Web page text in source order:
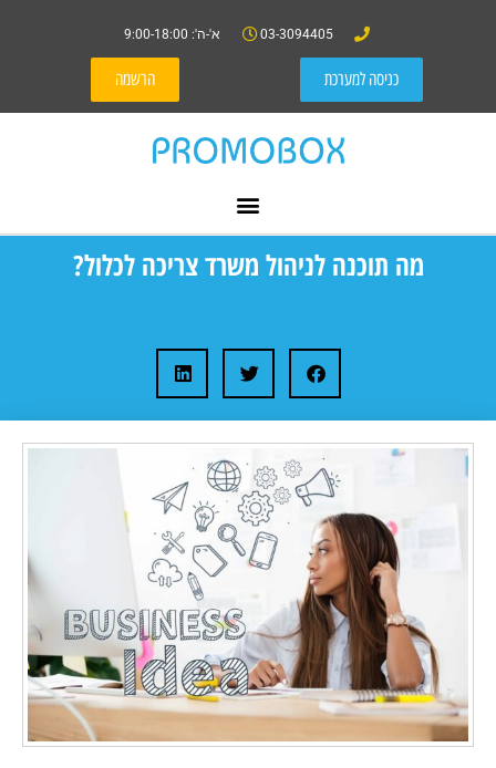
03-3094405 א'-ה': 9:00-18:00
כניסה למערכת הרשמה
מה תוכנה לניהול משרד צריכה לכלול?